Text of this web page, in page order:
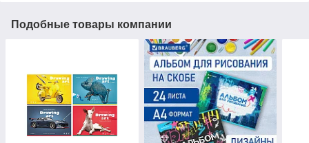
Подобные товары компании